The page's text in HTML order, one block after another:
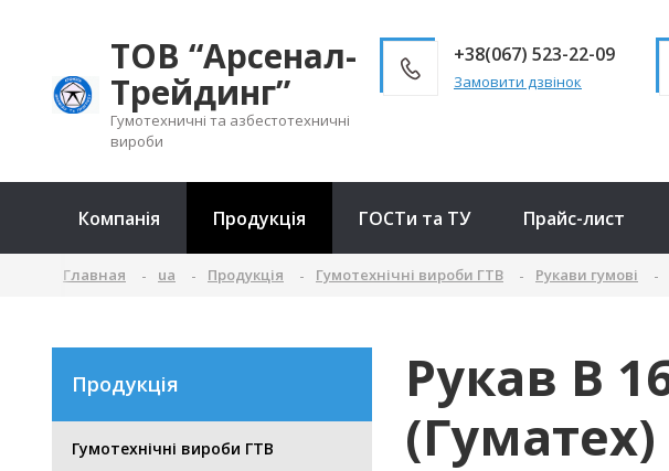
ТОВ “Арсенал-
Трейдинг”
Гумотехничні та азбестотехничні
вироби
+38(067) 523-22-09
Замовити дзвінок
Компанія Продукція ГОСТи та ТУ Прайс-лист
Главная ua Продукція Гумотехнічні вироби ГТВ Рукави гумові
Продукція
Гумотехнічні вироби ГТВ
Рукав В
(Гуматех)